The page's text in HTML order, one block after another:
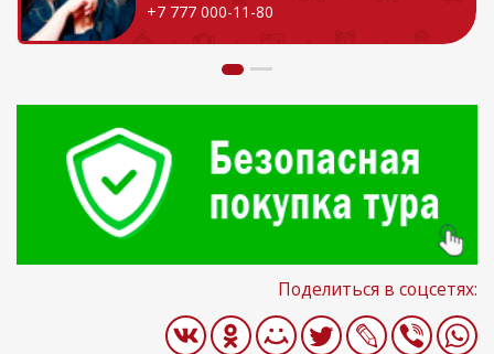
+7 777 000-11-80
Поделиться в соцсетях: